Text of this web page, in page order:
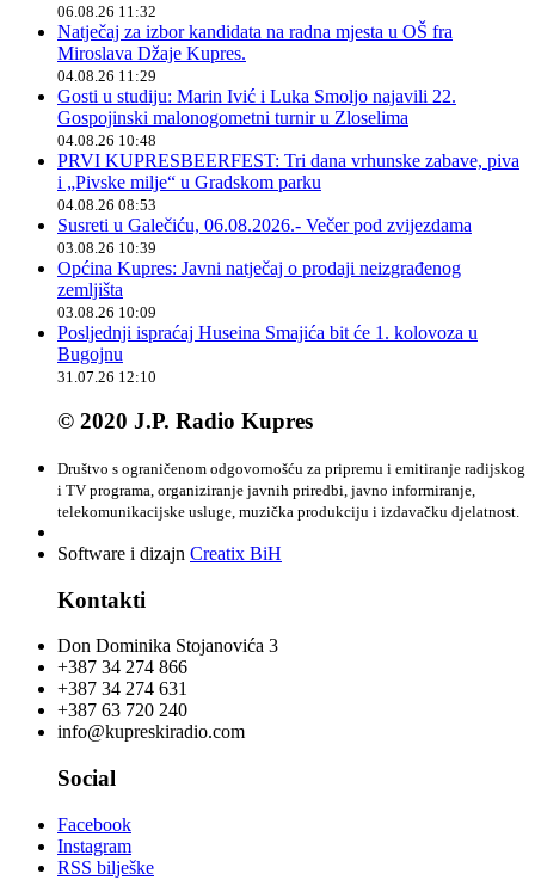
06.08.26 11:32
Natječaj za izbor kandidata na radna mjesta u OŠ fra
Miroslava Džaje Kupres.
04.08.26 11:29
Gosti u studiju: Marin Ivić i Luka Smoljo najavili 22.
Gospojinski malonogometni turnir u Zloselima
04.08.26 10:48
PRVI KUPRESBEERFEST: Tri dana vrhunske zabave, piva
i „Pivske milje“ u Gradskom parku
04.08.26 08:53
Susreti u Galečiću, 06.08.2026.- Večer pod zvijezdama
03.08.26 10:39
Općina Kupres: Javni natječaj o prodaji neizgrađenog
zemljišta
03.08.26 10:09
Posljednji ispraćaj Huseina Smajića bit će 1. kolovoza u
Bugojnu
31.07.26 12:10
© 2020 J.P. Radio Kupres
Društvo s ograničenom odgovornošću za pripremu i emitiranje radijskog
i TV programa, organiziranje javnih priredbi, javno informiranje,
telekomunikacijske usluge, muzička produkciju i izdavačku djelatnost.
Software i dizajn Creatix BiH
Kontakti
Don Dominika Stojanovića 3
+387 34 274 866
+387 34 274 631
+387 63 720 240
info@kupreskiradio.com
Social
Facebook
Instagram
RSS bilješke